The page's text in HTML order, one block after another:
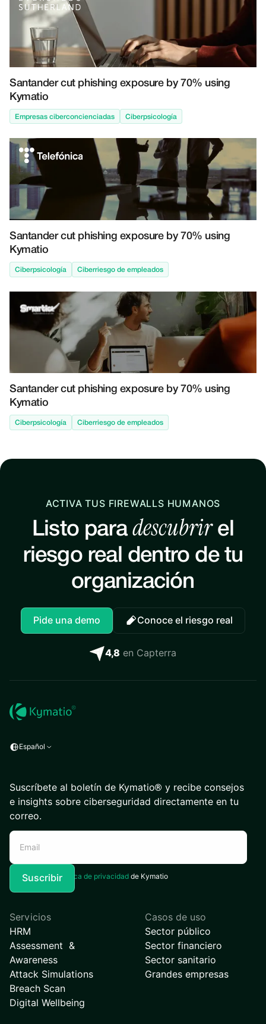
Santander cut phishing exposure by 70% using
Kymatio
Empresas ciberconcienciadas Ciberpsicología
Santander cut phishing exposure by 70% using
Kymatio
Ciberpsicología Ciberriesgo de empleados
Santander cut phishing exposure by 70% using
Kymatio
Ciberpsicología Ciberriesgo de empleados
ACTIVA TUS FIREWALLS HUMANOS
Listo paradescubrirel
riesgo real dentro de tu
organización
Pide una demo Conoce el riesgo real
4,8 en Capterra
Español
Suscríbete al boletín de Kymatio® y recibe consejos
e insights sobre ciberseguridad directamente en tu
correo.
Acepto laPolítica de privacidad de Kymatio
Servicios
HRM
Assessment &
Awareness
Attack Simulations
Breach Scan
Digital Wellbeing
Casos de uso
Sector público
Sector financiero
Sector sanitario
Grandes empresas